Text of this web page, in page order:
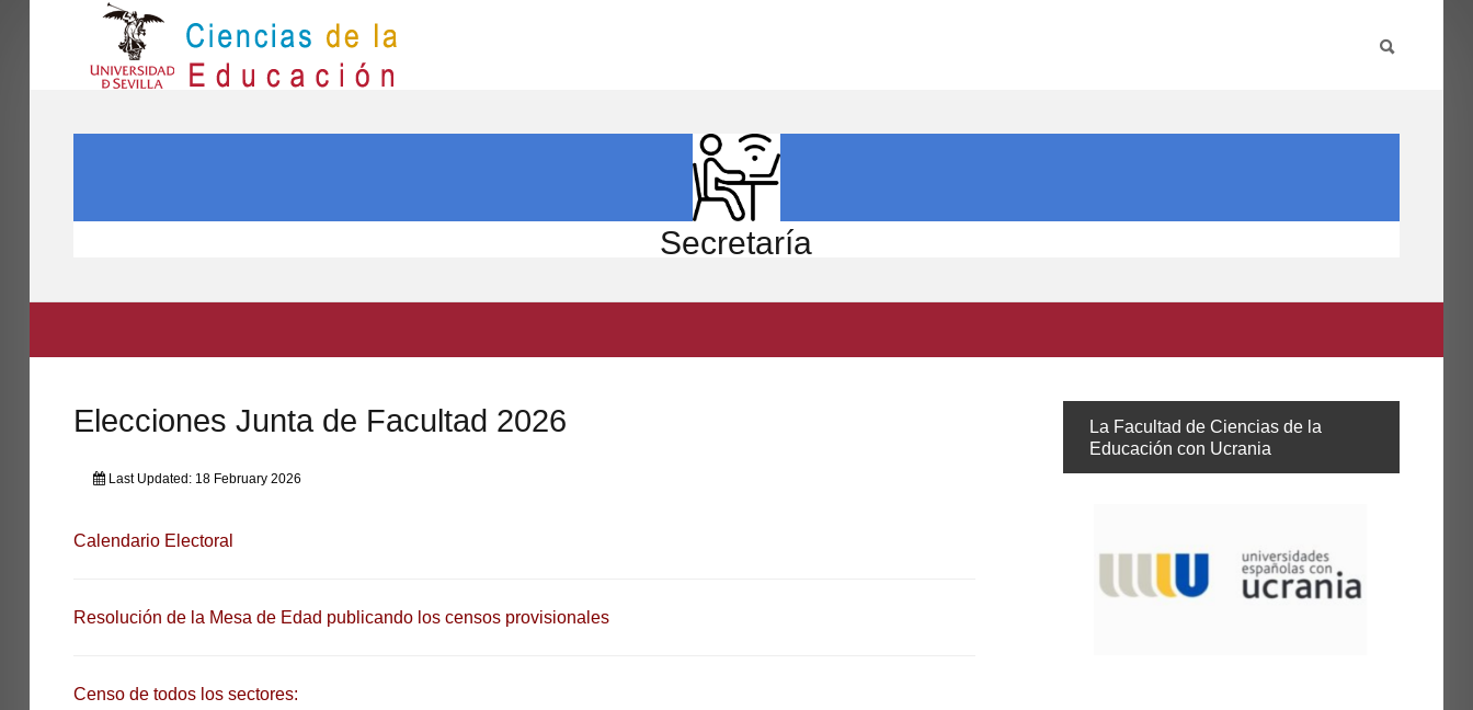
PARTICIPA
Secretaría
Elecciones Junta de Facultad 2026
Last Updated: 18 February 2026
Calendario Electoral
Resolución de la Mesa de Edad publicando los censos provisionales
Censo de todos los sectores:
La Facultad de Ciencias de la
Educación con Ucrania